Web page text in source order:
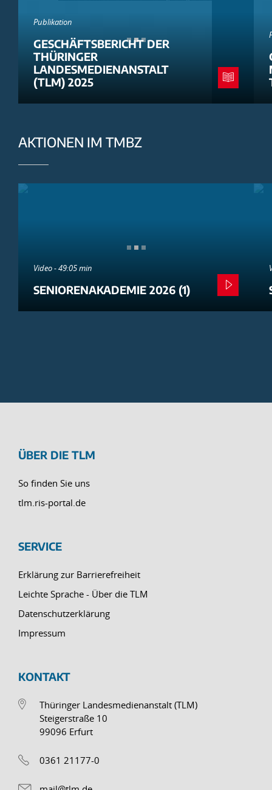
Publikation
GESCHÄFTSBERICHT DER
THÜRINGER
LANDESMEDIENANSTALT
(TLM) 2025
AKTIONEN IM TMBZ
Video - 49:05 min
SENIORENAKADEMIE 2026 (1)
ÜBER DIE TLM
So finden Sie uns
tlm.ris-portal.de
SERVICE
Erklärung zur Barrierefreiheit
Leichte Sprache - Über die TLM
Datenschutzerklärung
Impressum
KONTAKT
Thüringer Landesmedienanstalt (TLM)
Steigerstraße 10
99096 Erfurt
0361 21177-0